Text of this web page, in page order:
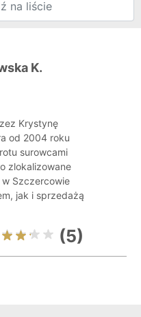
K.
Krystynę
od 2004 roku
surowcami
zlokalizowane
w Szczercowie
jak i sprzedażą
(5)